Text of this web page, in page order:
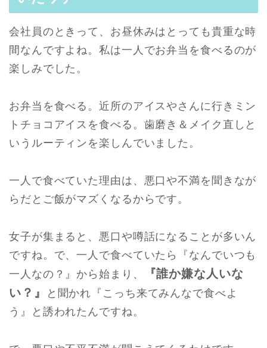
会社員のときって、お昼休みはとっても貴重な時
間なんですよね。私は一人でお弁当を食べるのが
楽しみでした。
お弁当を食べる。近所のアイスやさんに行きミン
トチョコアイスを食べる。歯磨き＆メイク直しと
いうルーティンを楽しんでいました。
一人で食べていた理由は、悪口や不満を聞きなが
らだとご飯がマズくなるからです。
女子が集まると、悪口や噂話になることが多いん
ですね。で、一人で食べていたら『なんでいつも
一人なの？』から始まり、
『誰か嫌な人いな
い？』
と聞かれ『こっち来てみんなで食べよ
う』と誘われたんですね。